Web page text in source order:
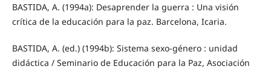
BASTIDA, A. (1994a): Desaprender la guerra : Una visión
crítica de la educación para la paz. Barcelona, Icaria.
BASTIDA, A. (ed.) (1994b): Sistema sexo-género : unidad
didáctica / Seminario de Educación para la Paz, Asociación